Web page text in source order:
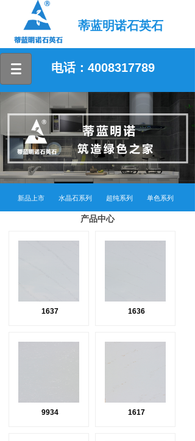
蒂蓝明诺石英石
电话：4008317789
新品上市 水晶石系列 超纯系列 单色系列
产品中心
1637 1636
9934 1617